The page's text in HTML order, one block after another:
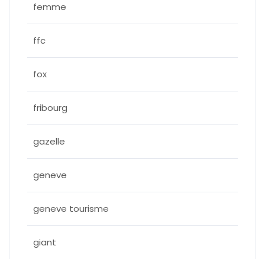
femme
ffc
fox
fribourg
gazelle
geneve
geneve tourisme
giant